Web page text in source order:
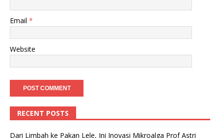
Email *
Website
RECENT POSTS
Dari Limbah ke Pakan Lele, Ini Inovasi Mikroalga Prof Astri